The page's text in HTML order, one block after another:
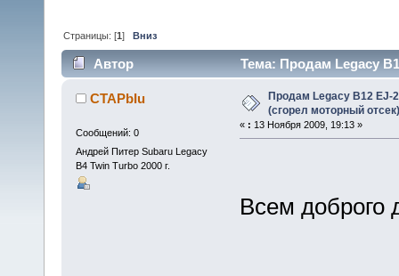
Страницы: [1]Вниз
Автор
Тема: Продам Legacy
5071 раз)
CTAPbIu
Сообщений: 0
Андрей Питер Subaru Legacy
B4 Twin Turbo 2000 г.
Продам Legacy B12 EJ-
(сгорел моторный отсек)
« : 13 Ноября 2009, 19:13 »
Всем доброго